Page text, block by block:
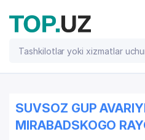
SUVSOZ GUP
MIRABADSKOGO